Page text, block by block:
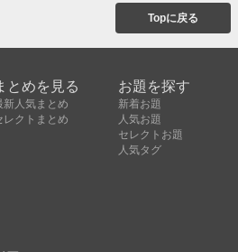
Topに戻る
とめを見る
新人気まとめ
レクトまとめ
お題を探す
新着お題
人気お題
セレクトお題
人気タグ